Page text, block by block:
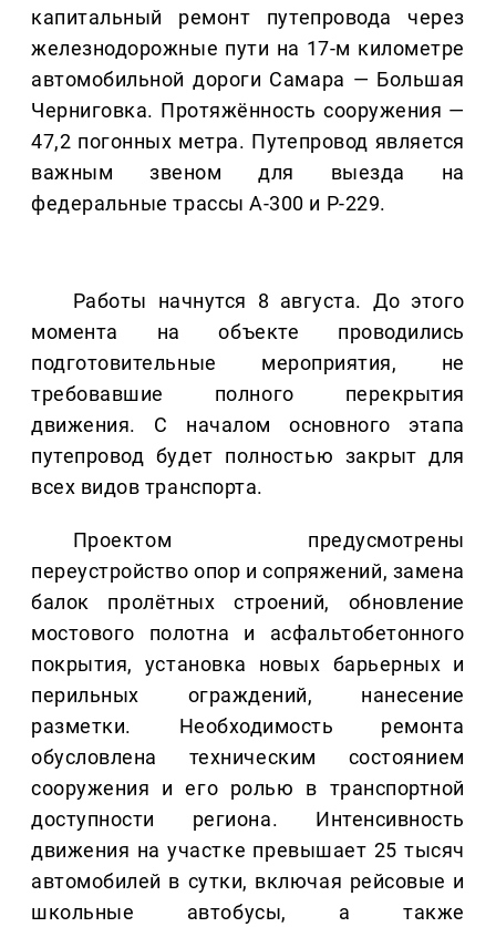
капитальный ремонт путепровода через
железнодорожные пути на 17-м километре
автомобильной дороги Самара — Большая
Черниговка. Протяжённость сооружения —
47,2 погонных метра. Путепровод является
важным звеном для выезда на
федеральные трассы А-300 и Р-229.
Работы начнутся 8 августа. До этого
момента на объекте проводились
подготовительные мероприятия, не
требовавшие полного перекрытия
движения. С началом основного этапа
путепровод будет полностью закрыт для
всех видов транспорта.
Проектом предусмотрены
переустройство опор и сопряжений, замена
балок пролётных строений, обновление
мостового полотна и асфальтобетонного
покрытия, установка новых барьерных и
перильных ограждений, нанесение
разметки. Необходимость ремонта
обусловлена техническим состоянием
сооружения и его ролью в транспортной
доступности региона. Интенсивность
движения на участке превышает 25 тысяч
автомобилей в сутки, включая рейсовые и
школьные автобусы, а также